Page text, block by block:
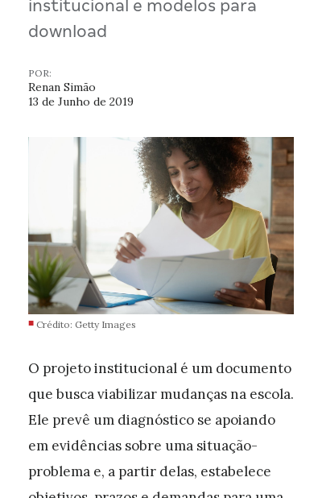
institucional e modelos para
download
POR:
Renan Simão
13 de Junho de 2019
Crédito: Getty Images
O projeto institucional é um documento
que busca viabilizar mudanças na escola.
Ele prevê um diagnóstico se apoiando
em evidências sobre uma situação-
problema e, a partir delas, estabelece